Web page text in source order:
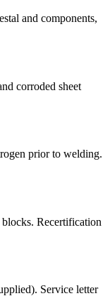
and components,
corroded sheet
prior to welding.
Recertification
Service letter